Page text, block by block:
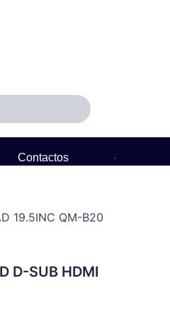
Contactos
19.5INC QM-B20
D-SUB HDMI